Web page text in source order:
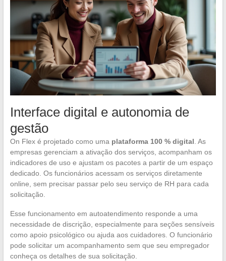
Interface digital e autonomia de
gestão
On Flex é projetado como uma plataforma 100 % digital. As
empresas gerenciam a ativação dos serviços, acompanham os
indicadores de uso e ajustam os pacotes a partir de um espaço
dedicado. Os funcionários acessam os serviços diretamente
online, sem precisar passar pelo seu serviço de RH para cada
solicitação.
Esse funcionamento em autoatendimento responde a uma
necessidade de discrição, especialmente para seções sensíveis
como apoio psicológico ou ajuda aos cuidadores. O funcionário
pode solicitar um acompanhamento sem que seu empregador
conheça os detalhes de sua solicitação.